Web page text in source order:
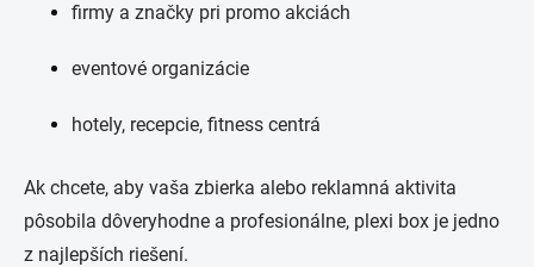
firmy a značky pri promo akciách
eventové organizácie
hotely, recepcie, fitness centrá
Ak chcete, aby vaša zbierka alebo reklamná aktivita
pôsobila dôveryhodne a profesionálne, plexi box je jedno
z najlepších riešení.